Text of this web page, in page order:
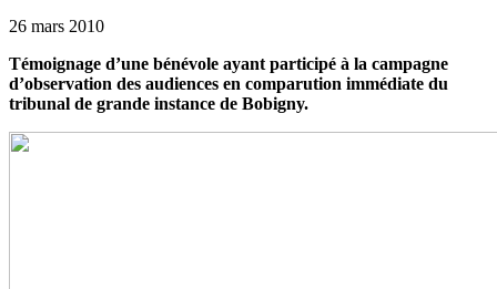
26 mars 2010
Témoignage d’une bénévole ayant participé à la campagne
d’observation des audiences en comparution immédiate du
tribunal de grande instance de Bobigny.